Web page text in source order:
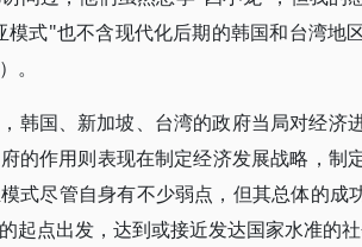
式"也不含现代化后期的韩国和台湾地
。
韩国、新加坡、台湾的政府当局对经济
的作用则表现在制定经济发展战略，制
式尽管自身有不少弱点，但其总体的
起点出发，达到或接近发达国家水准的社